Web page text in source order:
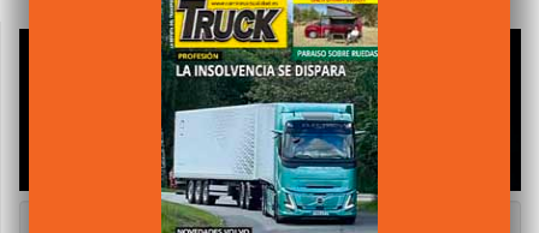
frente a los seguros por robo de mercancías